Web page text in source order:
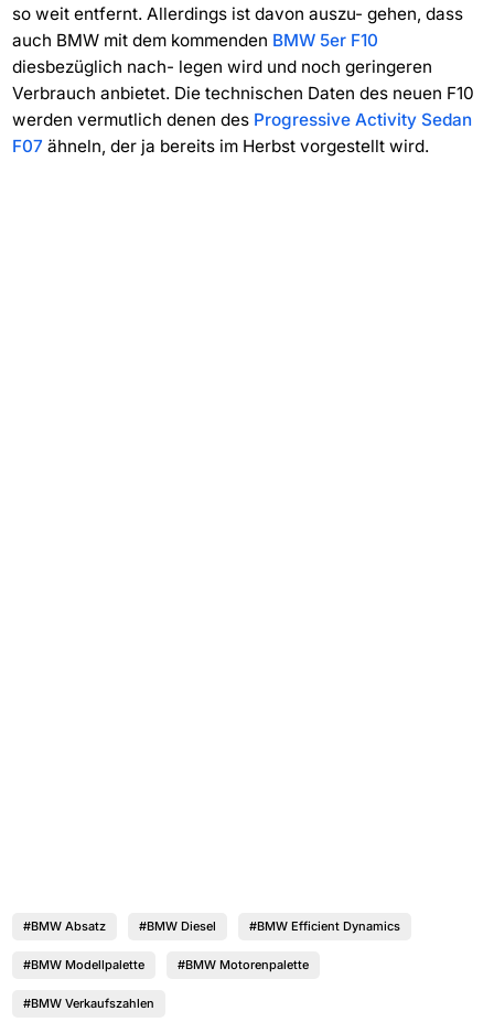
so weit entfernt. Allerdings ist davon auszu- gehen, dass
auch BMW mit dem kommenden BMW 5er F10
diesbezüglich nach- legen wird und noch geringeren
Verbrauch anbietet. Die technischen Daten des neuen F10
werden vermutlich denen des Progressive Activity Sedan
F07 ähneln, der ja bereits im Herbst vorgestellt wird.
#BMW Absatz #BMW Diesel #BMW Efficient Dynamics
#BMW Modellpalette #BMW Motorenpalette
#BMW Verkaufszahlen